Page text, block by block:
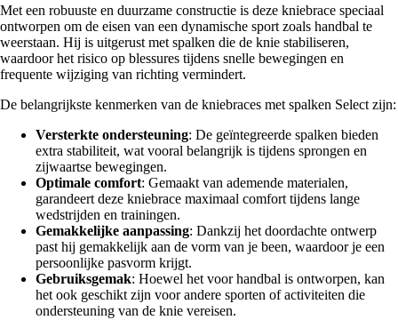
Met een robuuste en duurzame constructie is deze kniebrace speciaal
ontworpen om de eisen van een dynamische sport zoals handbal te
weerstaan. Hij is uitgerust met spalken die de knie stabiliseren,
waardoor het risico op blessures tijdens snelle bewegingen en
frequente wijziging van richting vermindert.
De belangrijkste kenmerken van de kniebraces met spalken Select zijn:
Versterkte ondersteuning: De geïntegreerde spalken bieden
extra stabiliteit, wat vooral belangrijk is tijdens sprongen en
zijwaartse bewegingen.
Optimale comfort: Gemaakt van ademende materialen,
garandeert deze kniebrace maximaal comfort tijdens lange
wedstrijden en trainingen.
Gemakkelijke aanpassing: Dankzij het doordachte ontwerp
past hij gemakkelijk aan de vorm van je been, waardoor je een
persoonlijke pasvorm krijgt.
Gebruiksgemak: Hoewel het voor handbal is ontworpen, kan
het ook geschikt zijn voor andere sporten of activiteiten die
ondersteuning van de knie vereisen.